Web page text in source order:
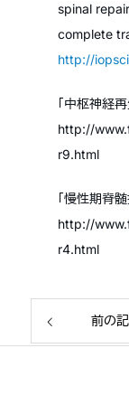
spinal
complete
http://
「中枢神経
http://
r9.html
「慢性期脊
http://
r4.html
前の